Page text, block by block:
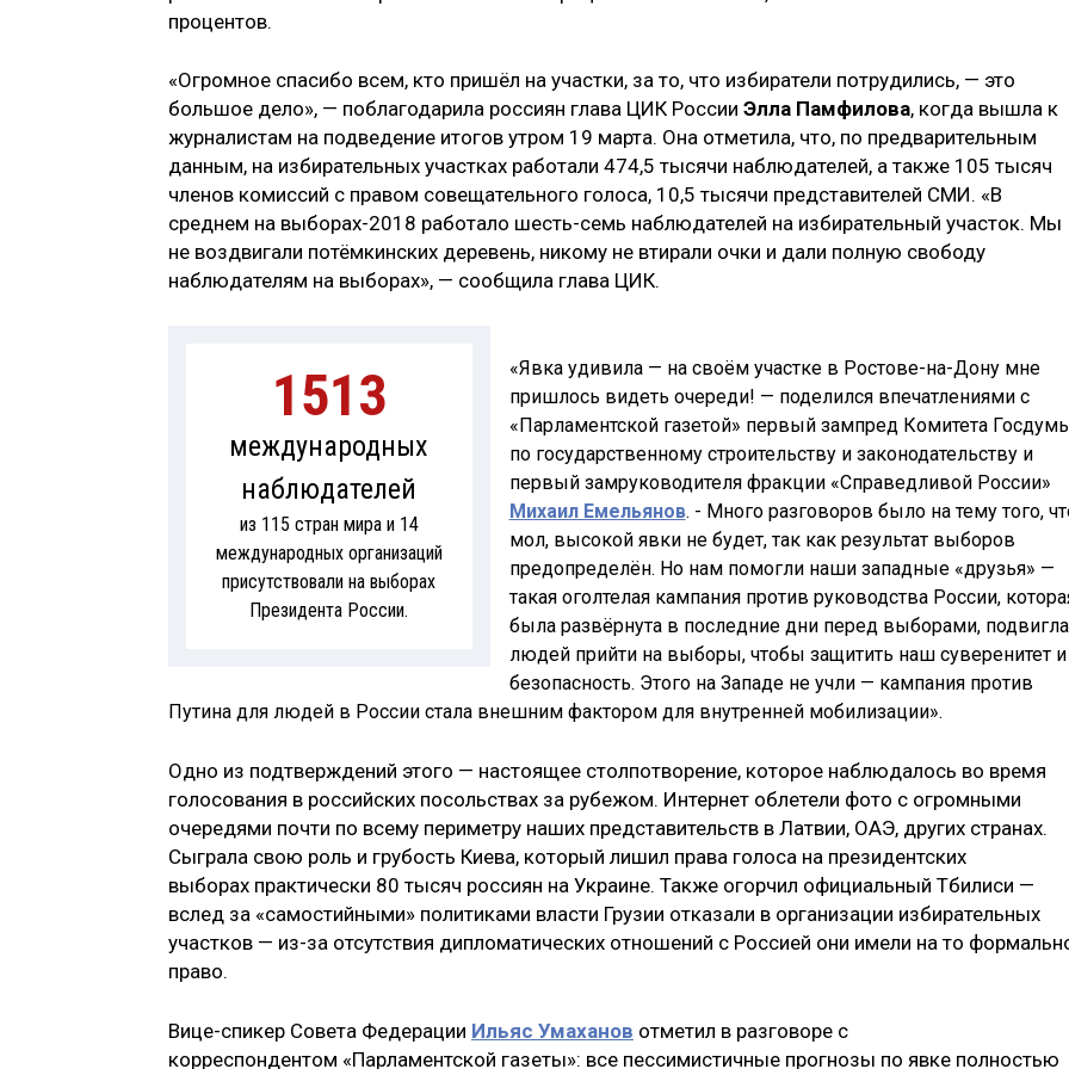
процентов.
«Огромное спасибо всем, кто пришёл на участки, за то, что избиратели потрудились, — это
большое дело», — поблагодарила россиян глава ЦИК России Элла Памфилова, когда вышла к
журналистам на подведение итогов утром 19 марта. Она отметила, что, по предварительным
данным, на избирательных участках работали 474,5 тысячи наблюдателей, а также 105 тысяч
членов комиссий с правом совещательного голоса, 10,5 тысячи представителей СМИ. «В
среднем на выборах-2018 работало шесть-семь наблюдателей на избирательный участок. Мы
не воздвигали потёмкинских деревень, никому не втирали очки и дали полную свободу
наблюдателям на выборах», — сообщила глава ЦИК.
1513
международных
наблюдателей
из 115 стран мира и 14
международных организаций
присутствовали на выборах
Президента России.
«Явка удивила — на своём участке в Ростове-на-Дону мне
пришлось видеть очереди! — поделился впечатлениями с
«Парламентской газетой» первый зампред Комитета
по государственному строительству и законодательству и
первый замруководителя фракции «Справедливой России»
Михаил Емельянов. - Много разговоров было на тему того,
мол, высокой явки не будет, так как результат выборов
предопределён. Но нам помогли наши западные «друзья» —
такая оголтелая кампания против руководства России,
была развёрнута в последние дни перед выборами, подвигла
людей прийти на выборы, чтобы защитить наш суверенитет и
безопасность. Этого на Западе не учли — кампания против
Путина для людей в России стала внешним фактором для внутренней мобилизации».
Одно из подтверждений этого — настоящее столпотворение, которое наблюдалось во время
голосования в российских посольствах за рубежом. Интернет облетели фото с огромными
очередями почти по всему периметру наших представительств в Латвии, ОАЭ, других странах.
Сыграла свою роль и грубость Киева, который лишил права голоса на президентских
выборах практически 80 тысяч россиян на Украине. Также огорчил официальный Тбилиси —
вслед за «самостийными» политиками власти Грузии отказали в организации избирательных
участков — из-за отсутствия дипломатических отношений с Россией они имели на то
право.
Вице-спикер Совета Федерации Ильяс Умаханов отметил в разговоре с
корреспондентом «Парламентской газеты»: все пессимистичные прогнозы по явке полностью